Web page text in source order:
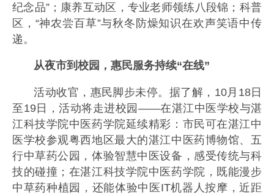
纪念品”；康养互动区，专业老师领练八段锦；科普
区，“神农尝百草”与秋冬防燥知识在欢声笑语中传
递。
从夜市到校园，惠民服务持续“在线”
活动收官，惠民脚步未停。据了解，10月18日
至19日，活动将走进校园——在湛江中医学校与湛
江科技学院中医药学院延续精彩：市民可在湛江中
医学校参观粤西地区最大的湛江中医药博物馆、五
行中草药公园，体验智慧中医设备，感受传统与科
技的碰撞；在湛江科技学院中医药学院，既能漫步
中草药种植园，还能体验中医IT机器人按摩，近距